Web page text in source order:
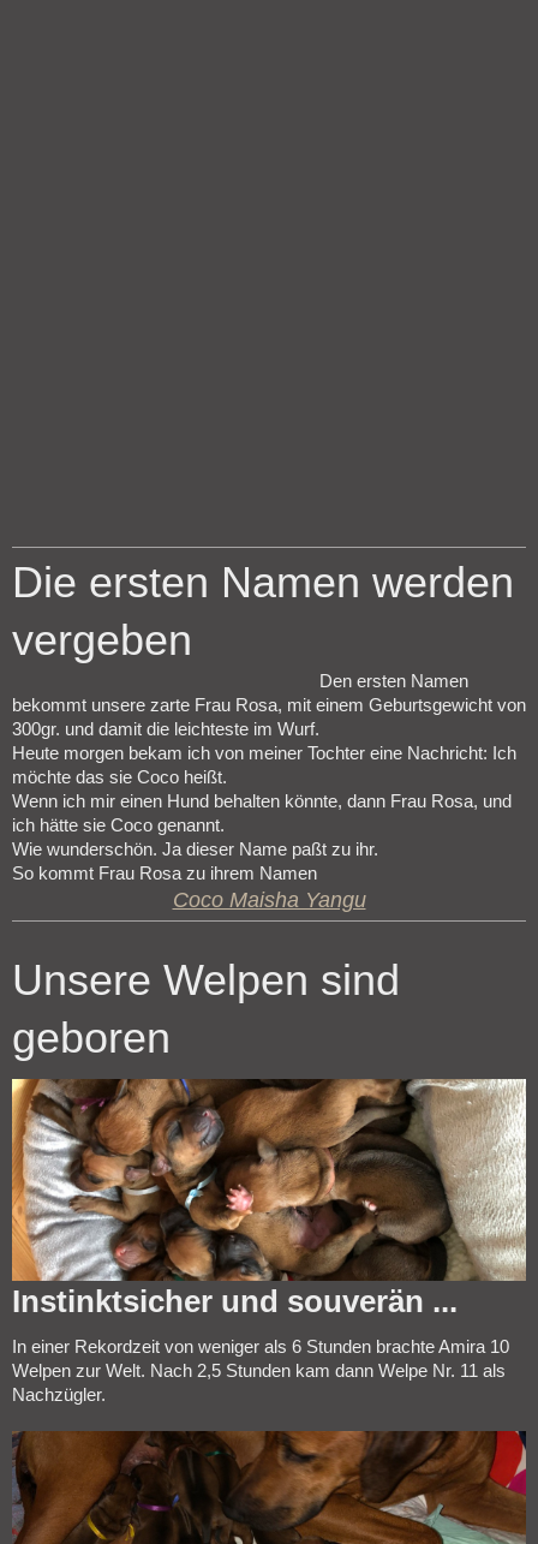
Die ersten Namen werden
vergeben
Den ersten Namen
bekommt unsere zarte Frau Rosa, mit einem Geburtsgewicht von
300gr. und damit die leichteste im Wurf.
Heute morgen bekam ich von meiner Tochter eine Nachricht: Ich
möchte das sie Coco heißt.
Wenn ich mir einen Hund behalten könnte, dann Frau Rosa, und
ich hätte sie Coco genannt.
Wie wunderschön. Ja dieser Name paßt zu ihr.
So kommt Frau Rosa zu ihrem Namen
Coco Maisha Yangu
Unsere Welpen sind
geboren
Instinktsicher und souverän ...
In einer Rekordzeit von weniger als 6 Stunden brachte Amira 10
Welpen zur Welt. Nach 2,5 Stunden kam dann Welpe Nr. 11 als
Nachzügler.